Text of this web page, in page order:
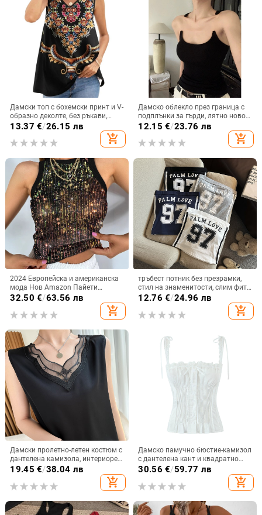
Дамски топ с бохемски принт и V-
образно деколте, без ръкави,
полиестерна мрежеста материя,
редовна дължина 50–65 см
13.37 €/26.15 лв
add_shopping_cart
Дамско облекло през граница с
подплънки за гърди, лятно ново
TikTok популярно невидимо
потник, горещо момиче, къс топ
12.15 €/23.76 лв
add_shopping_cart
2024 Европейска и американска
мода Нов Amazon Пайети
Контраст Цвят Без Ръкави Топ
Парти Секси Блестящ Къс Стил
32.50 €/63.56 лв
add_shopping_cart
тръбест потник без презрамки,
стил на знаменитости, слим фит,
къса дължина, полиестер
12.76 €/24.96 лв
add_shopping_cart
Дамски пролетно-летен костюм с
дантелена камизола, интериорен
дизайн, нишов сатен, без ръкави,
базова риза, модерен свободен
топ
19.45 €/38.04 лв
add_shopping_cart
Дамско памучно бюстие-камизол
с дантелена кант и квадратно
деколте, стягащ силует, къса
30.56 €/59.77 лв
add_shopping_cart